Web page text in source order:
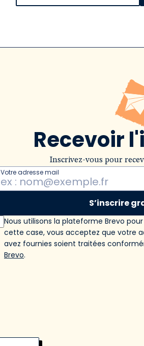
Recevoir
Inscrivez-vous pour
Votre adresse mail
S’inscrire
Nous utilisons la plateforme Brevo
cette case, vous acceptez que votre
avez fournies soient traitées
Brevo.